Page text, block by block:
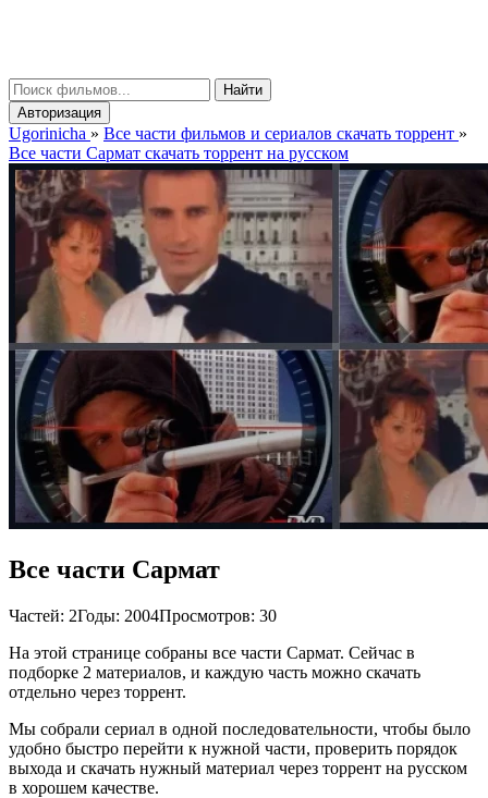
Найти
Авторизация
Ugorinicha » Все части фильмов и сериалов скачать торрент »
Все части Сармат скачать торрент на русском
Все части Сармат
Частей: 2Годы: 2004Просмотров: 30
На этой странице собраны все части Сармат. Сейчас в
подборке 2 материалов, и каждую часть можно скачать
отдельно через торрент.
Мы собрали сериал в одной последовательности, чтобы было
удобно быстро перейти к нужной части, проверить порядок
выхода и скачать нужный материал через торрент на русском
в хорошем качестве.